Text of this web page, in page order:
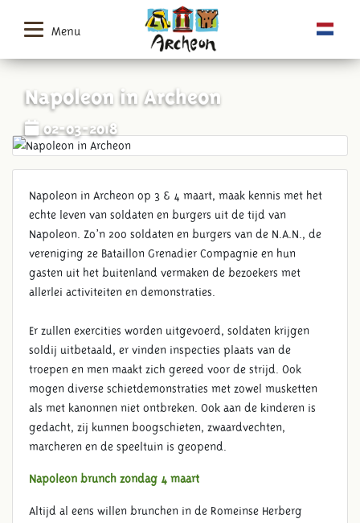
Menu
Napoleon in Archeon
02-03-2018
Napoleon in Archeon op 3 & 4 maart, maak kennis met het
echte leven van soldaten en burgers uit de tijd van
Napoleon. Zo’n 200 soldaten en burgers van de N.A.N., de
vereniging 2e Bataillon Grenadier Compagnie en hun
gasten uit het buitenland vermaken de bezoekers met
allerlei activiteiten en demonstraties.
Er zullen exercities worden uitgevoerd, soldaten krijgen
soldij uitbetaald, er vinden inspecties plaats van de
troepen en men maakt zich gereed voor de strijd. Ook
mogen diverse schietdemonstraties met zowel musketten
als met kanonnen niet ontbreken. Ook aan de kinderen is
gedacht, zij kunnen boogschieten, zwaardvechten,
marcheren en de speeltuin is geopend.
Napoleon brunch zondag 4 maart
Altijd al eens willen brunchen in de Romeinse Herberg